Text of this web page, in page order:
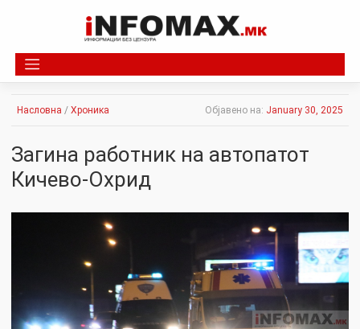
Насловна / Хроника Објавено на: January 30, 2025
Загина работник на автопатот
Кичево-Охрид